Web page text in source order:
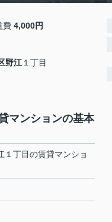
費 4,000円
野江 １丁目
マンションの基本
１丁目の賃貸マンショ